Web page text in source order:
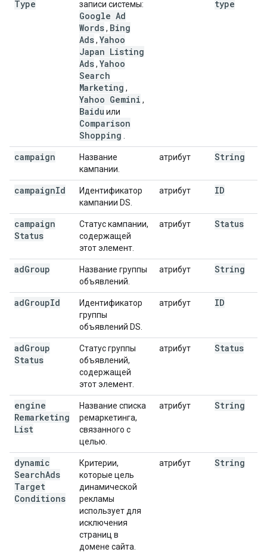
Type
записи системы:
Google Ad
Words, Bing
Ads, Yahoo
Japan Listing
Ads, Yahoo
Search
Marketing ,
Yahoo Gemini ,
Baidu или
Comparison
Shopping
type
campaign
Название
кампании.
атрибут String
campaignId
Идентификатор
кампании DS.
атрибут ID
campaign
Status
Статус кампании,
содержащей
этот элемент.
атрибут Status
adGroup
Название группы
объявлений.
атрибут String
adGroupId
Идентификатор
группы
объявлений DS.
атрибут ID
adGroup
Status
Статус группы
объявлений,
содержащей
этот элемент.
атрибут Status
engine
Remarketing
List
Название списка
ремаркетинга,
связанного с
целью.
атрибут String
dynamic
SearchAds
Target
Conditions
Критерии,
которые цель
динамической
рекламы
использует для
исключения
страниц в
домене сайта.
атрибут String